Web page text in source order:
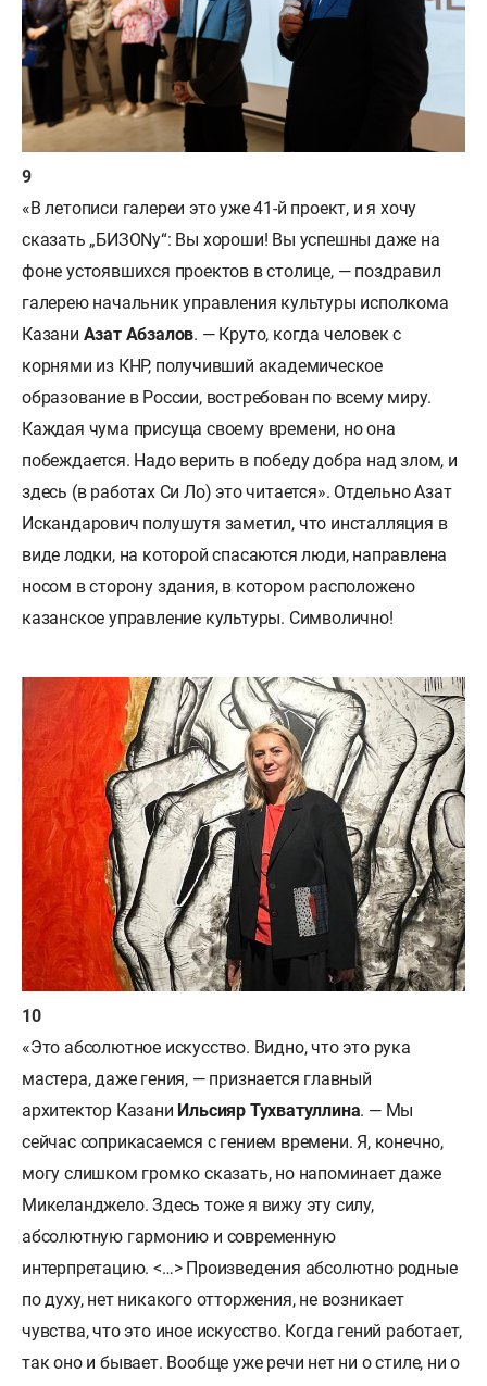
«В летописи галереи это уже 41-й проект, и я хочу
сказать „БИЗONу“: Вы хороши! Вы успешны даже на
фоне устоявшихся проектов в столице, — поздравил
галерею начальник управления культуры исполкома
Казани Азат Абзалов. — Круто, когда человек с
корнями из КНР, получивший академическое
образование в России, востребован по всему миру.
Каждая чума присуща своему времени, но она
побеждается. Надо верить в победу добра над злом, и
здесь (в работах Си Ло) это читается». Отдельно Азат
Искандарович полушутя заметил, что инсталляция в
виде лодки, на которой спасаются люди, направлена
носом в сторону здания, в котором расположено
казанское управление культуры. Символично!
«Это абсолютное искусство. Видно, что это рука
мастера, даже гения, — признается главный
архитектор Казани Ильсияр Тухватуллина. — Мы
сейчас соприкасаемся с гением времени. Я, конечно,
могу слишком громко сказать, но напоминает даже
Микеланджело. Здесь тоже я вижу эту силу,
абсолютную гармонию и современную
интерпретацию. <…> Произведения абсолютно родные
по духу, нет никакого отторжения, не возникает
чувства, что это иное искусство. Когда гений работает,
так оно и бывает. Вообще уже речи нет ни о стиле, ни о